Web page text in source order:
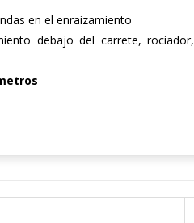
en el enraizamiento
debajo del carrete, rociador,